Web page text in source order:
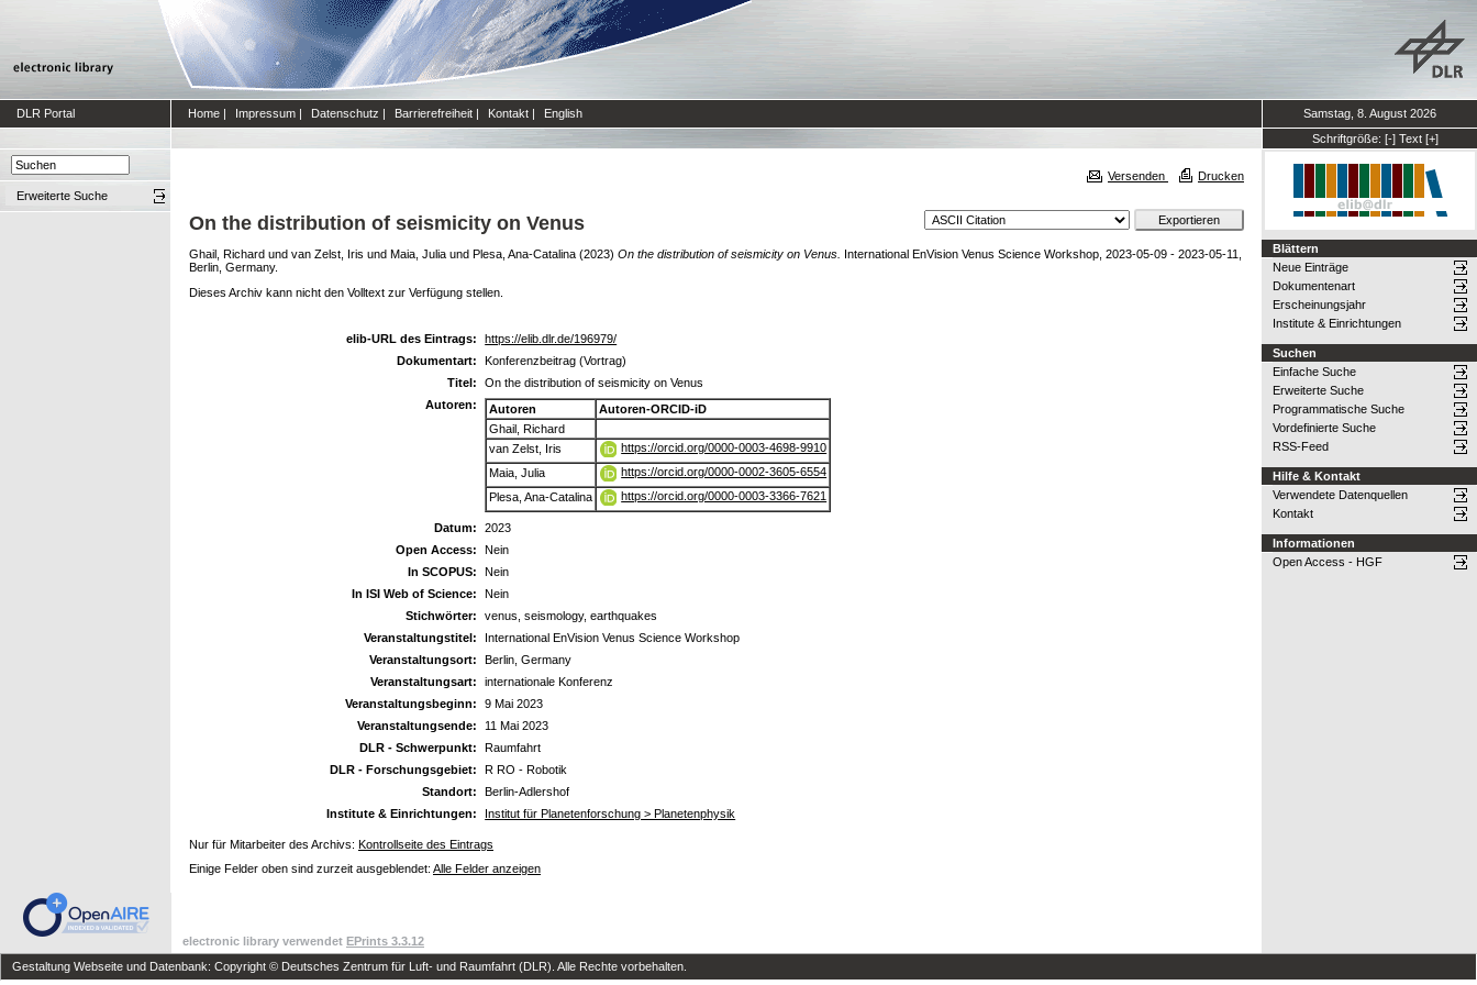
DLR Portal Home | Impressum | Datenschutz | Barrierefreiheit | Kontakt | English
Samstag, 8. August 2026
Schriftgröße: [-] Text [+]
Erweiterte Suche
Versenden Drucken
On the distribution of seismicity on Venus
Ghail, Richard und van Zelst, Iris und Maia, Julia und Plesa, Ana-Catalina (2023) On the distribution of seismicity on Venus. International EnVision Venus Science Workshop, 2023-05-09 - 2023-05-11,
Berlin, Germany.
Dieses Archiv kann nicht den Volltext zur Verfügung stellen.
elib-URL des Eintrags:
https://elib.dlr.de/196979/
Dokumentart:
Konferenzbeitrag (Vortrag)
Titel:
On the distribution of seismicity on Venus
Autoren:
Autoren
Autoren-ORCID-iD
Ghail, Richard
van Zelst, Iris
https://orcid.org/0000-0003-4698-9910
Maia, Julia
https://orcid.org/0000-0002-3605-6554
Plesa, Ana-Catalina
https://orcid.org/0000-0003-3366-7621
Datum:
2023
Open Access:
Nein
In SCOPUS:
Nein
In ISI Web of Science:
Nein
Stichwörter:
venus, seismology, earthquakes
Veranstaltungstitel:
International EnVision Venus Science Workshop
Veranstaltungsort:
Berlin, Germany
Veranstaltungsart:
internationale Konferenz
Veranstaltungsbeginn:
9 Mai 2023
Veranstaltungsende:
11 Mai 2023
DLR - Schwerpunkt:
Raumfahrt
DLR - Forschungsgebiet:
R RO - Robotik
Standort:
Berlin-Adlershof
Institute & Einrichtungen:
Institut für Planetenforschung > Planetenphysik
Nur für Mitarbeiter des Archivs: Kontrollseite des Eintrags
Einige Felder oben sind zurzeit ausgeblendet: Alle Felder anzeigen
Blättern
Neue Einträge
Dokumentenart
Erscheinungsjahr
Institute & Einrichtungen
Suchen
Einfache Suche
Erweiterte Suche
Programmatische Suche
Vordefinierte Suche
RSS-Feed
Hilfe & Kontakt
Verwendete Datenquellen
Kontakt
Informationen
Open Access - HGF
electronic library verwendet EPrints 3.3.12
Gestaltung Webseite und Datenbank: Copyright © Deutsches Zentrum für Luft- und Raumfahrt (DLR). Alle Rechte vorbehalten.